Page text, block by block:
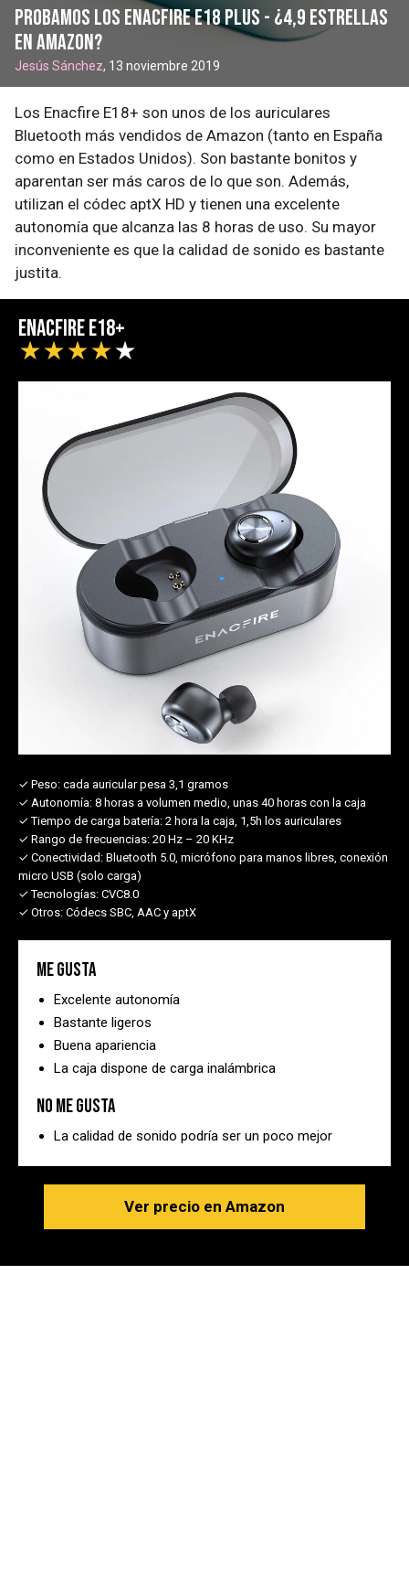
Probamos los EnacFire E18 Plus - ¿4,9 estrellas
en Amazon?
Jesús Sánchez, 13 noviembre 2019
Los Enacfire E18+ son unos de los auriculares
Bluetooth más vendidos de Amazon (tanto en España
como en Estados Unidos). Son bastante bonitos y
aparentan ser más caros de lo que son. Además,
utilizan el códec aptX HD y tienen una excelente
autonomía que alcanza las 8 horas de uso. Su mayor
inconveniente es que la calidad de sonido es bastante
justita.
Enacfire E18+
★★★★★
✓ Peso: cada auricular pesa 3,1 gramos
✓ Autonomía: 8 horas a volumen medio, unas 40 horas con la caja
✓ Tiempo de carga batería: 2 hora la caja, 1,5h los auriculares
✓ Rango de frecuencias: 20 Hz – 20 KHz
✓ Conectividad: Bluetooth 5.0, micrófono para manos libres, conexión
micro USB (solo carga)
✓ Tecnologías: CVC8.0
✓ Otros: Códecs SBC, AAC y aptX
Me gusta
Excelente autonomía
Bastante ligeros
Buena apariencia
La caja dispone de carga inalámbrica
No me gusta
La calidad de sonido podría ser un poco mejor
Ver precio en Amazon